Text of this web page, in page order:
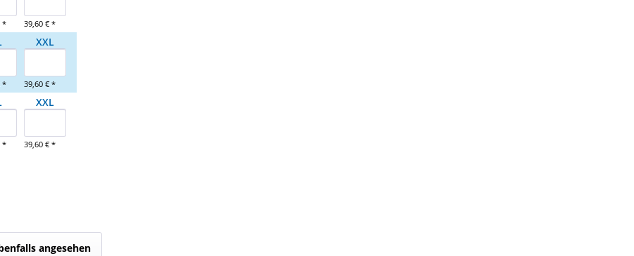
* 39,60 € *
*
XXL
39,60 € *
*
XXL
39,60 € *
angesehen